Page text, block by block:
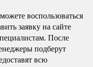
воспользоваться
заявку на сайте
После
подберут
всю